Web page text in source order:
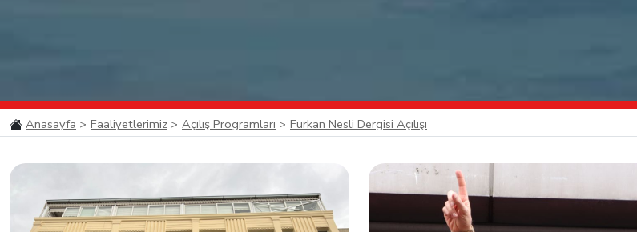
Anasayfa Faaliyetlerimiz Açılış Programları Furkan Nesli Dergisi Açılışı